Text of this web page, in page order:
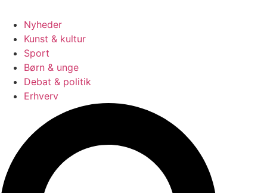
Nyheder
Kunst & kultur
Sport
Børn & unge
Debat & politik
Erhverv